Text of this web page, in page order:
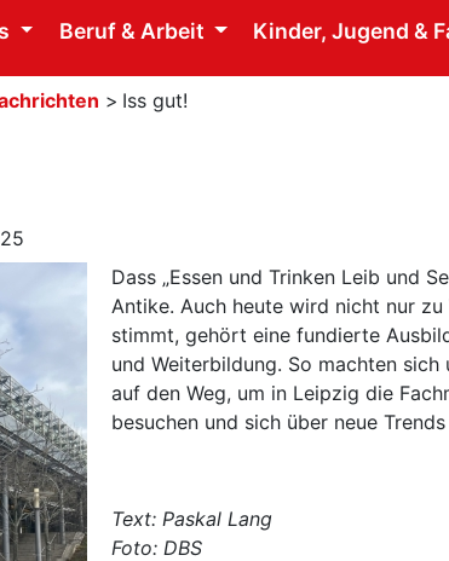
Beruf & Arbeit Kinder, Jugend &
> Iss gut!
Dass „Essen und Trinken Leib und
Antike. Auch heute wird nicht nur
stimmt, gehört eine fundierte
und Weiterbildung. So machten sich
auf den Weg, um in Leipzig die
besuchen und sich über neue
Text: Paskal Lang
Foto: DBS